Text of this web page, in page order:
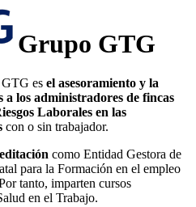
Grupo GTG
es el asesoramiento y la
a los administradores de fincas
Laborales en las
con o sin trabajador.
como Entidad Gestora de
para la Formación en el empleo
tanto, imparten cursos
en el Trabajo.